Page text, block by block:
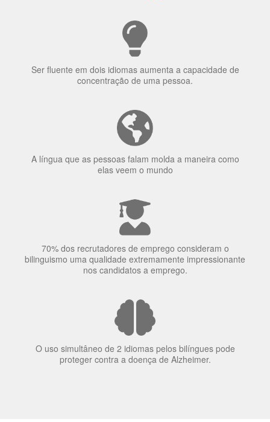
Ser fluente em dois idiomas aumenta a capacidade de
concentração de uma pessoa.
A língua que as pessoas falam molda a maneira como
elas veem o mundo
70% dos recrutadores de emprego consideram o
bilinguismo uma qualidade extremamente impressionante
nos candidatos a emprego.
O uso simultâneo de 2 idiomas pelos bilíngues pode
proteger contra a doença de Alzheimer.